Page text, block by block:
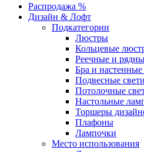
Распродажа %
Дизайн & Лофт
Подкатегории
Люстры
Кольцевые
Реечные и
Бра и
Подвесные
Потолочные
Настольные
Торшеры
Плафоны
Лампочки
Место использования